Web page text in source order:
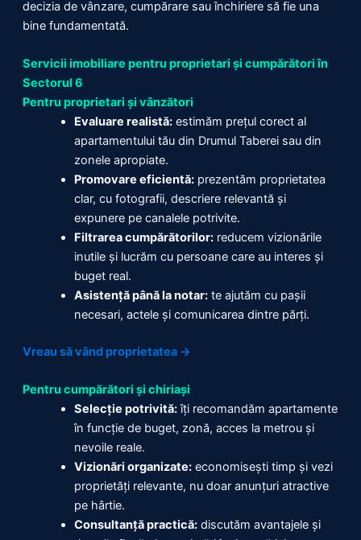
decizia de vânzare, cumpărare sau închiriere să fie una
bine fundamentată.
Servicii imobiliare pentru proprietari și cumpărători în
Sectorul 6
Pentru proprietari și vânzători
Evaluare realistă:estimăm prețul corect al
apartamentului tău din Drumul Taberei sau din
zonele apropiate.
Promovare eficientă:prezentăm proprietatea
clar, cu fotografii, descriere relevantă și
expunere pe canalele potrivite.
Filtrarea cumpărătorilor:reducem vizionările
inutile și lucrăm cu persoane care au interes și
buget real.
Asistență până la notar:te ajutăm cu pașii
necesari, actele și comunicarea dintre părți.
Vreau să vând proprietatea →
Pentru cumpărători și chiriași
Selecție potrivită:îți recomandăm apartamente
în funcție de buget, zonă, acces la metrou și
nevoile reale.
Vizionări organizate:economisești timp și vezi
proprietăți relevante, nu doar anunțuri atractive
pe hârtie.
Consultanță practică:discutăm avantajele și